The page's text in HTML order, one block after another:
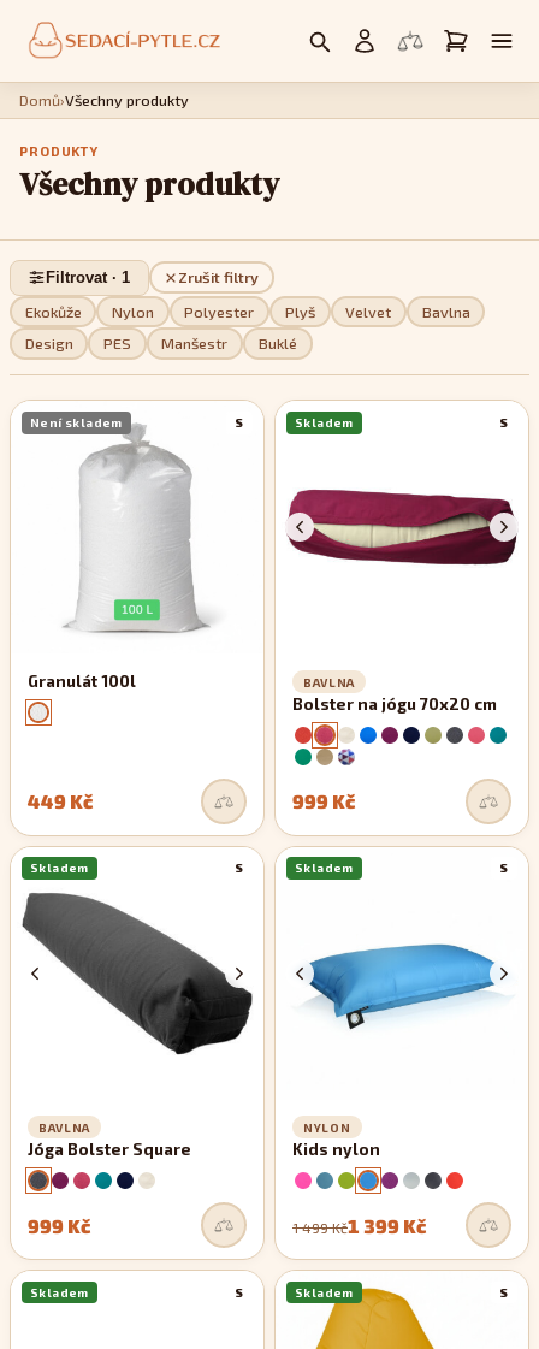
Domů›Všechny produkty
PRODUKTY
Všechny produkty
Ekokůže Nylon Polyester Plyš Velvet
Bavlna
Design
PES Manšestr Buklé
Zrušit filtry
Filtrovat · 1
S
Není skladem
Granulát 100l
449 Kč
S
Skladem
BAVLNA
Bolster na jógu 70x20 cm
999 Kč
S
Skladem
BAVLNA
Jóga Bolster Square
999 Kč
S
Skladem
NYLON
Kids nylon
1 499 Kč1 399 Kč
S
Skladem S
Skladem